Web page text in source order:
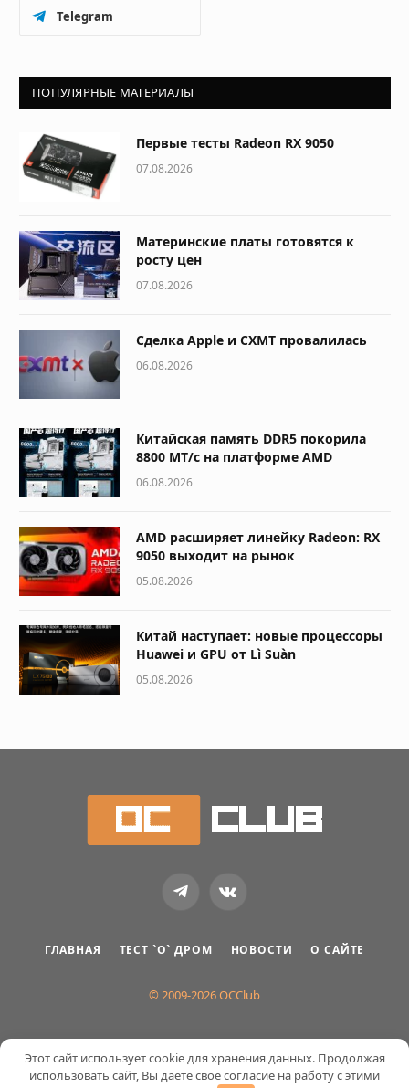
Telegram
ПОПУЛЯРНЫЕ МАТЕРИАЛЫ
Первые тесты Radeon RX 9050
07.08.2026
Материнские платы готовятся к
росту цен
07.08.2026
Сделка Apple и CXMT провалилась
06.08.2026
Китайская память DDR5 покорила
8800 МТ/с на платформе AMD
06.08.2026
AMD расширяет линейку Radeon: RX
9050 выходит на рынок
05.08.2026
Китай наступает: новые процессоры
Huawei и GPU от Lì Suàn
05.08.2026
TelegramVKontakte
ГЛАВНАЯ ТЕСТ `О` ДРОМ НОВОСТИ О САЙТЕ
© 2009-2026 OCClub
Этот сайт использует cookie для хранения данных. Продолжая
использовать сайт, Вы даете свое согласие на работу с этими